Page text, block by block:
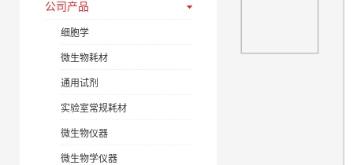
公司产品
细胞学
微生物耗材
通用试剂
实验室常规耗材
微生物仪器
微生物学仪器